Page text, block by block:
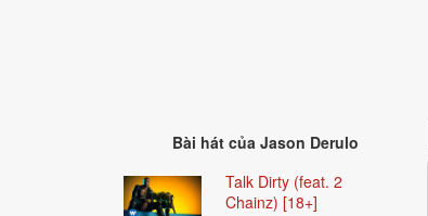
Bài hát của Jason Derulo
Talk Dirty (feat. 2
Chainz) [18+]